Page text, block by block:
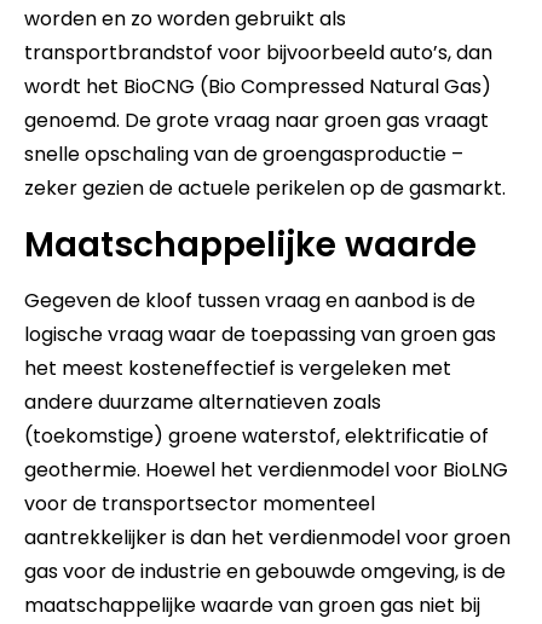
worden en zo worden gebruikt als
transportbrandstof voor bijvoorbeeld auto’s, dan
wordt het BioCNG (Bio Compressed Natural Gas)
genoemd. De grote vraag naar groen gas vraagt
snelle opschaling van de groengasproductie –
zeker gezien de actuele perikelen op de gasmarkt.
Maatschappelijke waarde
Gegeven de kloof tussen vraag en aanbod is de
logische vraag waar de toepassing van groen gas
het meest kosteneffectief is vergeleken met
andere duurzame alternatieven zoals
(toekomstige) groene waterstof, elektrificatie of
geothermie. Hoewel het verdienmodel voor BioLNG
voor de transportsector momenteel
aantrekkelijker is dan het verdienmodel voor groen
gas voor de industrie en gebouwde omgeving, is de
maatschappelijke waarde van groen gas niet bij